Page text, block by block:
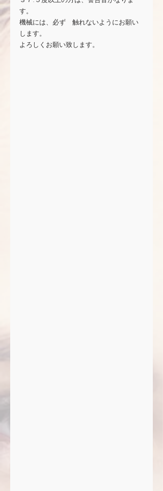
す。
機械には、必ず　触れないようにお願い
します。
よろしくお願い致します。